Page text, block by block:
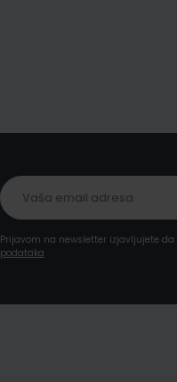
Prijavom na newsletter izjavljujete
podataka